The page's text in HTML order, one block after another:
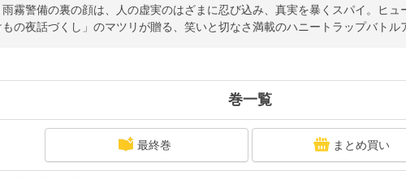
霧警備の裏の顔は、人の虚実のはざまに忍び込み、真実を暴くスパイ。ヒュ
の夜話づくし」のマツリが贈る、笑いと切なさ満載のハニートラップバトル
巻一覧
最終巻 まとめ買い